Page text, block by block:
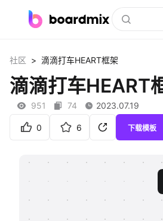
社区资源
下载
私有化部署
社区 > 滴滴打车HEART框架
滴滴打车HEART
951 74 2023.07.19
0 6 下载模板